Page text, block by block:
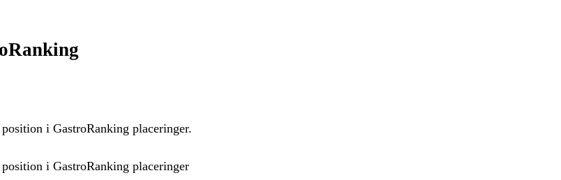
i GastroRanking placeringer.
i GastroRanking placeringer